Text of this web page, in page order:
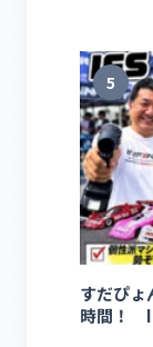
5
すだぴ
時間！